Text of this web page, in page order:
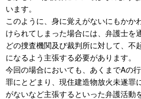
います。
このように、身に覚えがないにもかか
けられてしまった場合には、弁護士を
どの捜査機関及び裁判所に対して、不
になるよう主張する必要があります。
今回の場合においても、あくまでAの
罪にとどまり、現住建造物放火未遂罪
がないなど主張するといった弁護活動